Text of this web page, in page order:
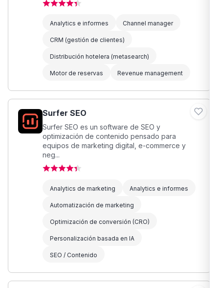
Analytics e informes Channel manager
CRM (gestión de clientes)
Distribución hotelera (metasearch)
Motor de reservas Revenue management
Surfer SEO
Surfer SEO es un software de SEO y
optimización de contenido pensado para
equipos de marketing digital, e-commerce y
neg...
Analytics de marketing Analytics e informes
Automatización de marketing
Optimización de conversión (CRO)
Personalización basada en IA
SEO / Contenido